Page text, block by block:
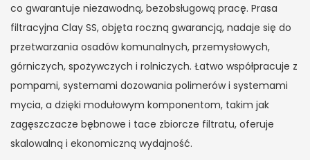
co gwarantuje niezawodną, ​​bezobsługową pracę. Prasa
filtracyjna Clay SS, objęta roczną gwarancją, nadaje się do
przetwarzania osadów komunalnych, przemysłowych,
górniczych, spożywczych i rolniczych. Łatwo współpracuje z
pompami, systemami dozowania polimerów i systemami
mycia, a dzięki modułowym komponentom, takim jak
zagęszczacze bębnowe i tace zbiorcze filtratu, oferuje
skalowalną i ekonomiczną wydajność.